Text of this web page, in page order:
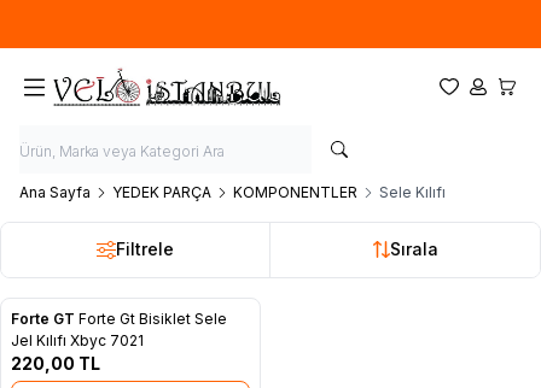
Favorilerim
Hesabım
Ana Sayfa YEDEK PARÇA KOMPONENTLER Sele Kılıfı
Filtrele Sırala
Favorilere Ekle
Forte GT Forte Gt Bisiklet Sele
Jel Kılıfı Xbyc 7021
220,00 TL